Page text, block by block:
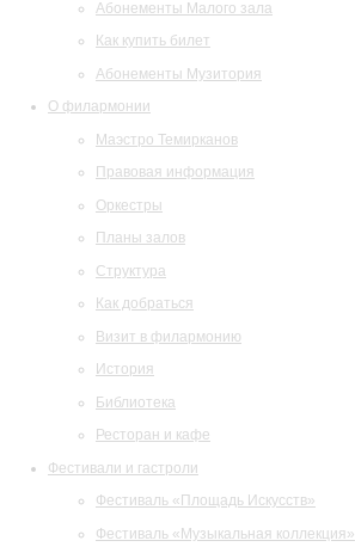
Абонементы Малого зала
Как купить билет
Абонементы Музитория
О филармонии
Маэстро Темирканов
Правовая информация
Оркестры
Планы залов
Структура
Как добраться
Визит в филармонию
История
Библиотека
Ресторан и кафе
Фестивали и гастроли
Фестиваль «Площадь Искусств»
Фестиваль «Музыкальная коллекция»